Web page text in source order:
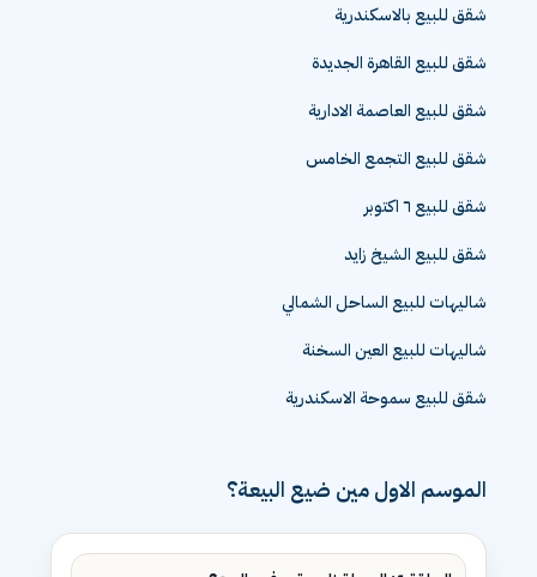
شقق للبيع بالاسكندرية
شقق للبيع القاهرة الجديدة
شقق للبيع العاصمة الادارية
شقق للبيع التجمع الخامس
شقق للبيع ٦ اكتوبر
شقق للبيع الشيخ زايد
شاليهات للبيع الساحل الشمالي
شاليهات للبيع العين السخنة
شقق للبيع سموحة الاسكندرية
الموسم الاول مين ضيع البيعة؟